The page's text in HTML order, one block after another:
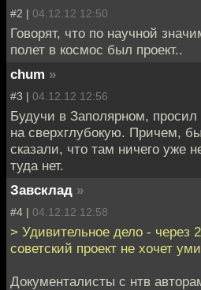
#2 | 04.12.12 12:50
Говорят, что по научной
полет в космос был проект..
chum »
#3 | 04.12.12 12:56
Будучи в Заполярном,
на сверхглубокую. Причем,
сказали, что там ничего уже
туда нет.
Завсклад »
#4 | 04.12.12 12:58
> Удивительное дело - через
советский проект не хочет
Документалисты с нтв